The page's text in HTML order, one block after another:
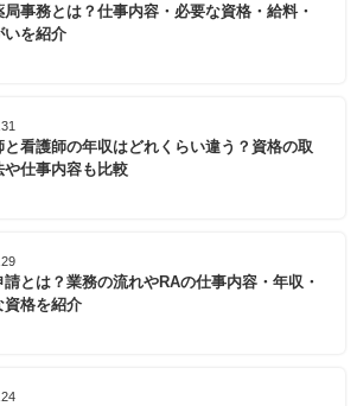
局事務とは？仕事内容・必要な資格・給料・
いを紹介
と看護師の年収はどれくらい違う？資格の取
や仕事内容も比較
請とは？業務の流れやRAの仕事内容・年収・
資格を紹介